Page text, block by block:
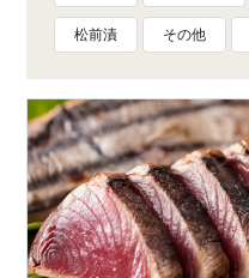
松前漬 その他